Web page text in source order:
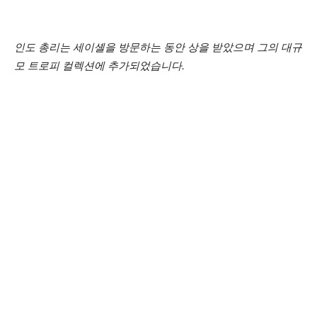
인도 총리는 세이셸을 방문하는 동안 상을 받았으며 그의 대규
모 트로피 컬렉션에 추가되었습니다.